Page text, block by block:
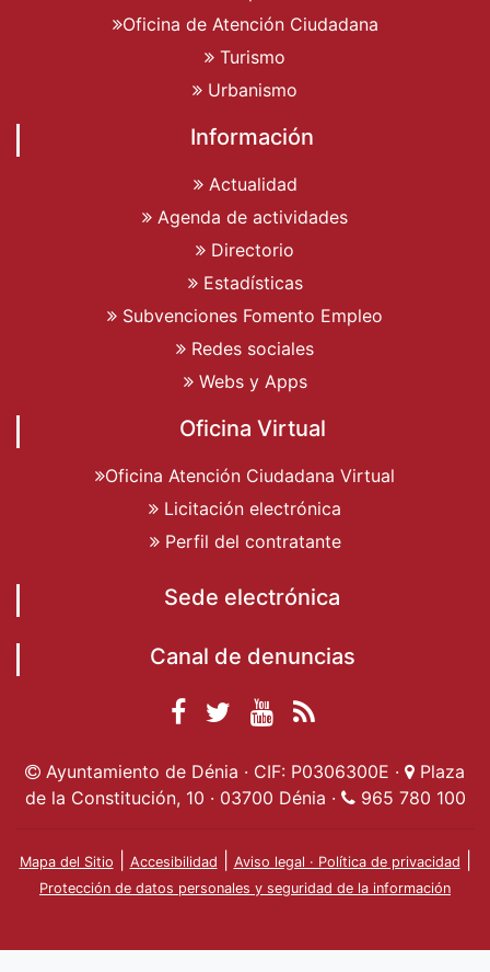
Oficina de Atención Ciudadana
Turismo
Urbanismo
Información
Actualidad
Agenda de actividades
Directorio
Estadísticas
Subvenciones Fomento Empleo
Redes sociales
Webs y Apps
Oficina Virtual
Oficina Atención Ciudadana Virtual
Licitación electrónica
Perfil del contratante
Sede electrónica
Canal de denuncias
Facebook
Ayuntamiento de
Dénia
Ayuntamiento de
Dénia
Ayuntamiento
de Dénia
Actualidad
Ayuntamiento de Dénia · CIF: P0306300E ·
Plaza
de la Constitución, 10 · 03700 Dénia ·
965 780 100
Mapa del Sitio Accesibilidad Aviso legal · Política de privacidad
Protección de datos personales y seguridad de la información